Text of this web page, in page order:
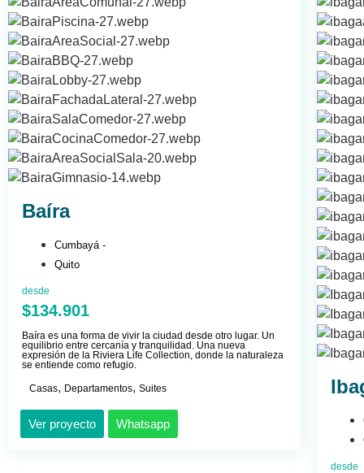
Baíra
Cumbayá -
Quito
desde
$134.901
Baíra es una forma de vivir la ciudad desde otro lugar. Un
equilibrio entre cercanía y tranquilidad. Una nueva
expresión de la Riviera Life Collection, donde la naturaleza
se entiende como refugio.
Casas, Departamentos, Suites
Ver proyecto Whatsapp
desde